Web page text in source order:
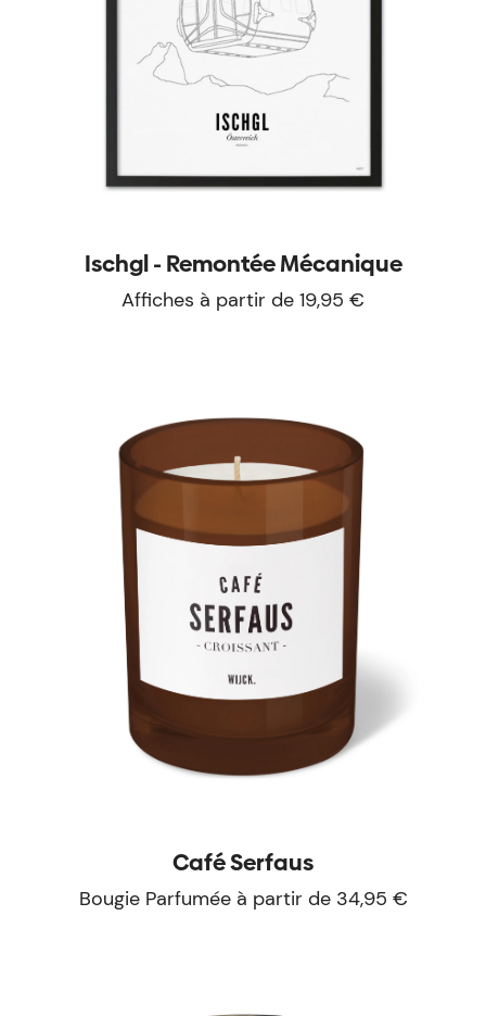
Ischgl - Remontée Mécanique
Affiches à partir de 19,95 €
Café Serfaus
Bougie Parfumée à partir de 34,95 €